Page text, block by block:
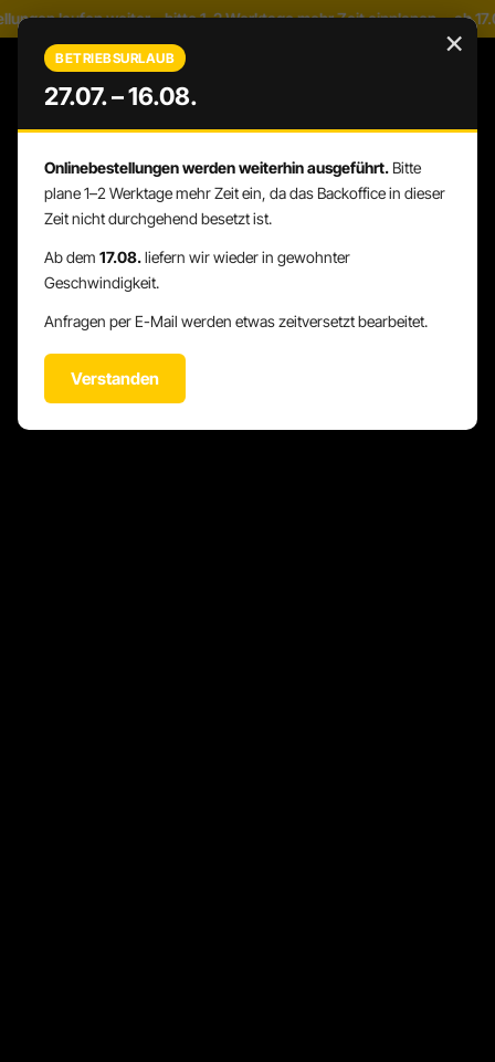
Zum Hauptinhalt springen
weiter – bitte 1–2 Werktage mehr Zeit einplanen · ab 17.08.
DU HAST 0 PRODUKTE AUF DEM
×
BETRIEBSURLAUB
27.07. – 16.08.
Onlinebestellungen werden weiterhin ausgeführt. Bitte
plane 1–2 Werktage mehr Zeit ein, da das Backoffice in dieser
Zeit nicht durchgehend besetzt ist.
Ab dem 17.08.liefern wir wieder in gewohnter
Geschwindigkeit.
Anfragen per E-Mail werden etwas zeitversetzt bearbeitet.
Verstanden